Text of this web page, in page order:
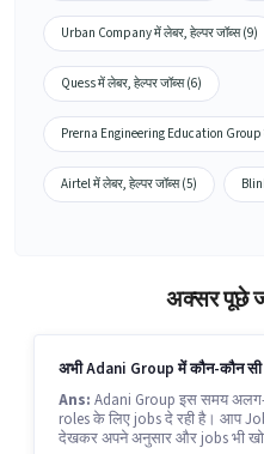
Urban Company में लेबर, हेल्पर जॉब्स (9)
Quess में लेबर, हेल्पर जॉब्स (6)
Prerna Engineering Education Group
Airtel में लेबर, हेल्पर जॉब्स (5)
अक्सर पूछे
अभी Adani Group में कौन-कौन
Ans: Adani Group इस समय
roles के लिए jobs दे रही है। आप
देखकर अपने अनुसार और jobs भी